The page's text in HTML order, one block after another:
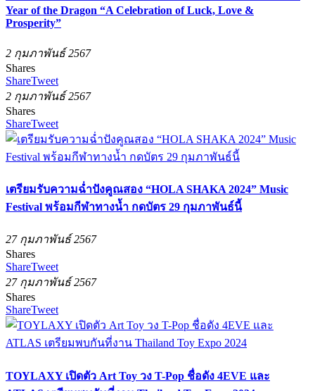
Year of the Dragon “A Celebration of Luck, Love &
Prosperity”
2 กุมภาพันธ์ 2567
Shares
ShareTweet
2 กุมภาพันธ์ 2567
Shares
ShareTweet
เตรียมรับความฉ่ำปังคูณสอง “HOLA SHAKA 2024” Music
Festival พร้อมกีฬาทางน้ำ กดบัตร 29 กุมภาพันธ์นี้
27 กุมภาพันธ์ 2567
Shares
ShareTweet
27 กุมภาพันธ์ 2567
Shares
ShareTweet
TOYLAXY เปิดตัว Art Toy วง T-Pop ชื่อดัง 4EVE และ